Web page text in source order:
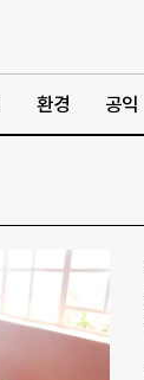
환경 공익